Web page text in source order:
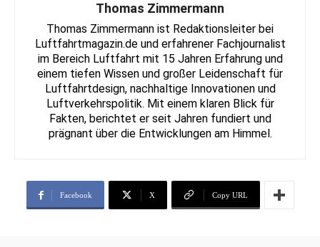
Thomas Zimmermann
Thomas Zimmermann ist Redaktionsleiter bei
Luftfahrtmagazin.de und erfahrener Fachjournalist
im Bereich Luftfahrt mit 15 Jahren Erfahrung und
einem tiefen Wissen und großer Leidenschaft für
Luftfahrtdesign, nachhaltige Innovationen und
Luftverkehrspolitik. Mit einem klaren Blick für
Fakten, berichtet er seit Jahren fundiert und
prägnant über die Entwicklungen am Himmel.
Facebook X Copy URL